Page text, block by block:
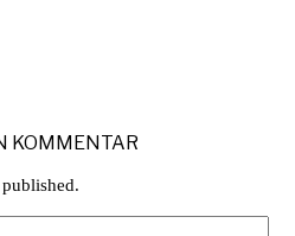
KOMMENTAR